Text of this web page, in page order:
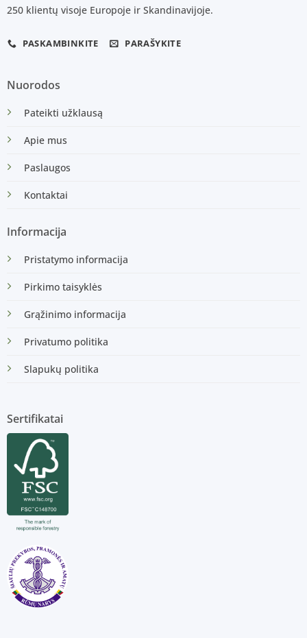
250 klientų visoje Europoje ir Skandinavijoje.
PASKAMBINKITE PARAŠYKITE
Nuorodos
Pateikti užklausą
Apie mus
Paslaugos
Kontaktai
Informacija
Pristatymo informacija
Pirkimo taisyklės
Grąžinimo informacija
Privatumo politika
Slapukų politika
Sertifikatai